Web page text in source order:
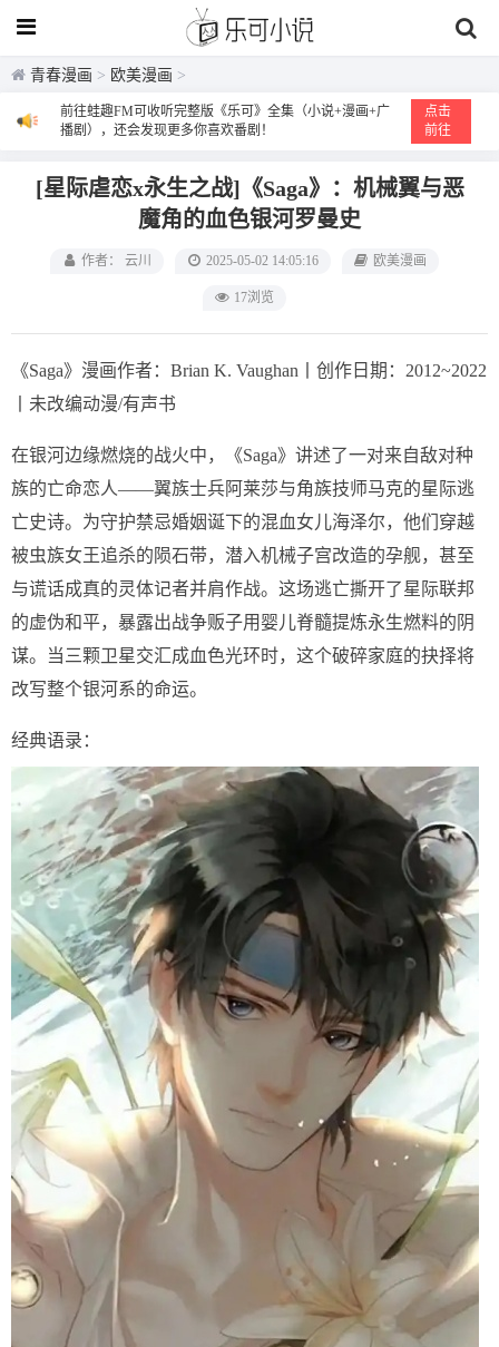
青春漫画 > 欧美漫画 >
前往蛙趣FM可收听完整版《乐可》全集（小说+漫画+广
播剧），还会发现更多你喜欢番剧！
点击
前往
[星际虐恋x永生之战]《Saga》：机械翼与恶
魔角的血色银河罗曼史
作者： 云川 2025-05-02 14:05:16 欧美漫画
17浏览
《Saga》漫画作者：Brian K. Vaughan丨创作日期：2012~2022
丨未改编动漫/有声书
在银河边缘燃烧的战火中，《Saga》讲述了一对来自敌对种
族的亡命恋人——翼族士兵阿莱莎与角族技师马克的星际逃
亡史诗。为守护禁忌婚姻诞下的混血女儿海泽尔，他们穿越
被虫族女王追杀的陨石带，潜入机械子宫改造的孕舰，甚至
与谎话成真的灵体记者并肩作战。这场逃亡撕开了星际联邦
的虚伪和平，暴露出战争贩子用婴儿脊髓提炼永生燃料的阴
谋。当三颗卫星交汇成血色光环时，这个破碎家庭的抉择将
改写整个银河系的命运。
经典语录：